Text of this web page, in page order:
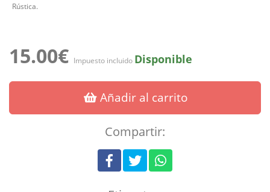
Rústica.
15.00€ Impuesto incluido Disponible
Añadir al carrito
Compartir: